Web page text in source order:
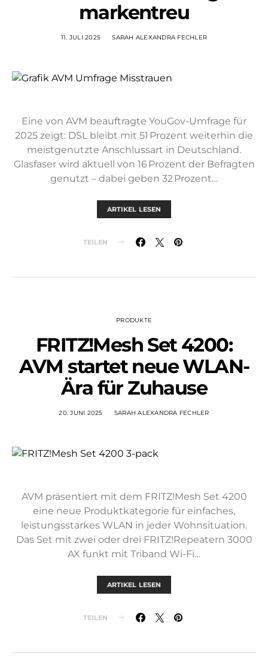
markentreu
11. JULI 2025 SARAH ALEXANDRA FECHLER
Eine von AVM beauftragte YouGov-Umfrage für
2025 zeigt: DSL bleibt mit 51 Prozent weiterhin die
meistgenutzte Anschlussart in Deutschland.
Glasfaser wird aktuell von 16 Prozent der Befragten
genutzt – dabei geben 32 Prozent…
ARTIKEL LESEN
TEILEN
PRODUKTE
FRITZ!Mesh Set 4200:
AVM startet neue WLAN-
Ära für Zuhause
20. JUNI 2025 SARAH ALEXANDRA FECHLER
AVM präsentiert mit dem FRITZ!Mesh Set 4200
eine neue Produktkategorie für einfaches,
leistungsstarkes WLAN in jeder Wohnsituation.
Das Set mit zwei oder drei FRITZ!Repeatern 3000
AX funkt mit Triband Wi-Fi…
ARTIKEL LESEN
TEILEN